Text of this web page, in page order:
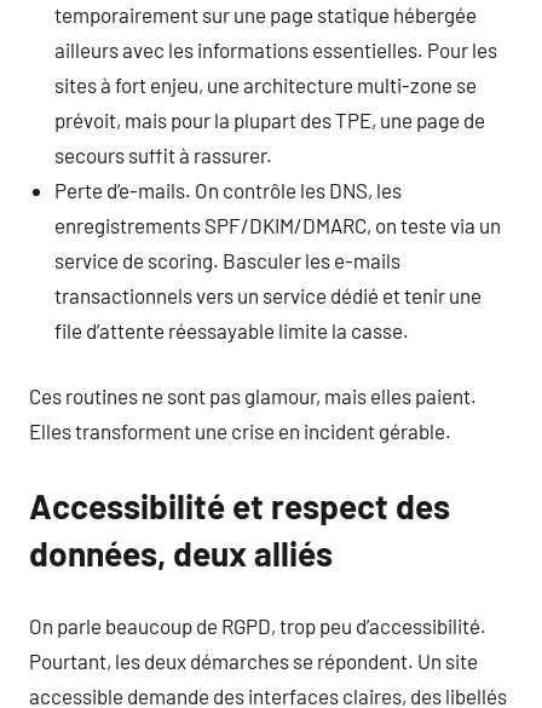
temporairement sur une page statique hébergée
ailleurs avec les informations essentielles. Pour les
sites à fort enjeu, une architecture multi-zone se
prévoit, mais pour la plupart des TPE, une page de
secours suffit à rassurer.
Perte d’e-mails. On contrôle les DNS, les
enregistrements SPF/DKIM/DMARC, on teste via un
service de scoring. Basculer les e-mails
transactionnels vers un service dédié et tenir une
file d’attente réessayable limite la casse.
Ces routines ne sont pas glamour, mais elles paient.
Elles transforment une crise en incident gérable.
Accessibilité et respect des
données, deux alliés
On parle beaucoup de RGPD, trop peu d’accessibilité.
Pourtant, les deux démarches se répondent. Un site
accessible demande des interfaces claires, des libellés